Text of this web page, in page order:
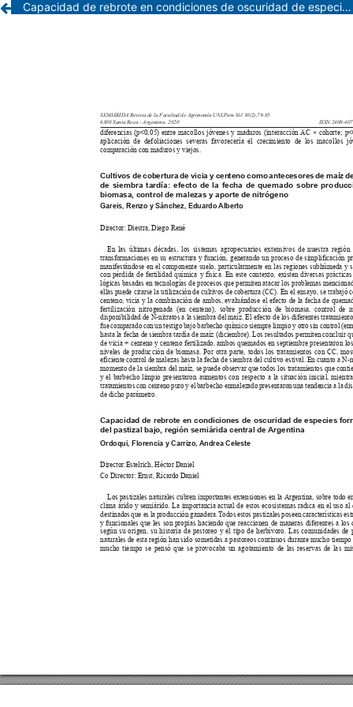
Capacidad de rebrote en condiciones de oscuridad de especies forrajeras del pastizal bajo, región semiárida central de Argentina